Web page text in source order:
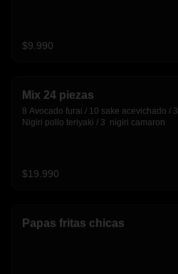
$9.990
Mix 24 piezas
8 Avocado furai / 10 sake acevichado / 3
Nigiri pollo teriyaki / 3  nigiri camaron
$19.990
Papas fritas chicas